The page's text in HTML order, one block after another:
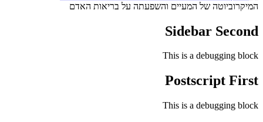
המיקרוביוטה של המעיים והשפעתה על בריאות האדם
Sidebar Second
This is a debugging block
Postscript First
This is a debugging block